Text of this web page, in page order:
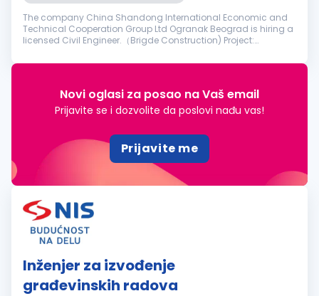
The company China Shandong International Economic and
Technical Cooperation Group Ltd Ogranak Beograd is hiring a
licensed Civil Engineer.（Brigde Construction) Project:
Requirements: The ca...
Novi oglasi za posao na Vaš email
Prijavite se i dozvolite da poslovi nađu vas!
Prijavite me
Inženjer za izvođenje
građevinskih radova